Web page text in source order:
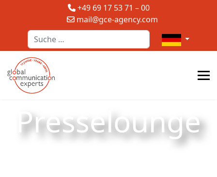
+49 69 17 53 71 – 00
mail@gce-agency.com
Suchen
Sprache
Presselounge